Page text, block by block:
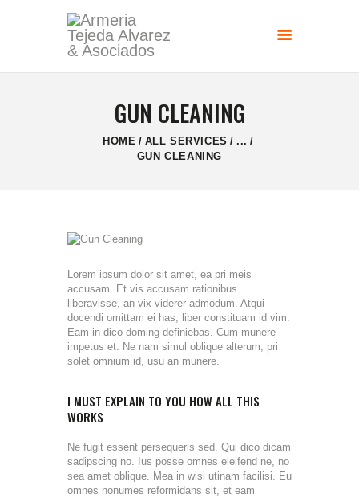
GUN CLEANING
HOME ALL SERVICES
...
GUN CLEANING
Lorem ipsum dolor sit amet, ea pri meis
accusam. Et vis accusam rationibus
liberavisse, an vix viderer admodum. Atqui
docendi omittam ei has, liber constituam id vim.
Eam in dico doming definiebas. Cum munere
impetus et. Ne nam simul oblique alterum, pri
solet omnium id, usu an munere.
I MUST EXPLAIN TO YOU HOW ALL THIS
WORKS
Ne fugit essent persequeris sed. Qui dico dicam
sadipscing no. Ius posse omnes eleifend ne, no
sea amet oblique. Mea in wisi utinam facilisi. Eu
omnes nonumes reformidans sit, et eam